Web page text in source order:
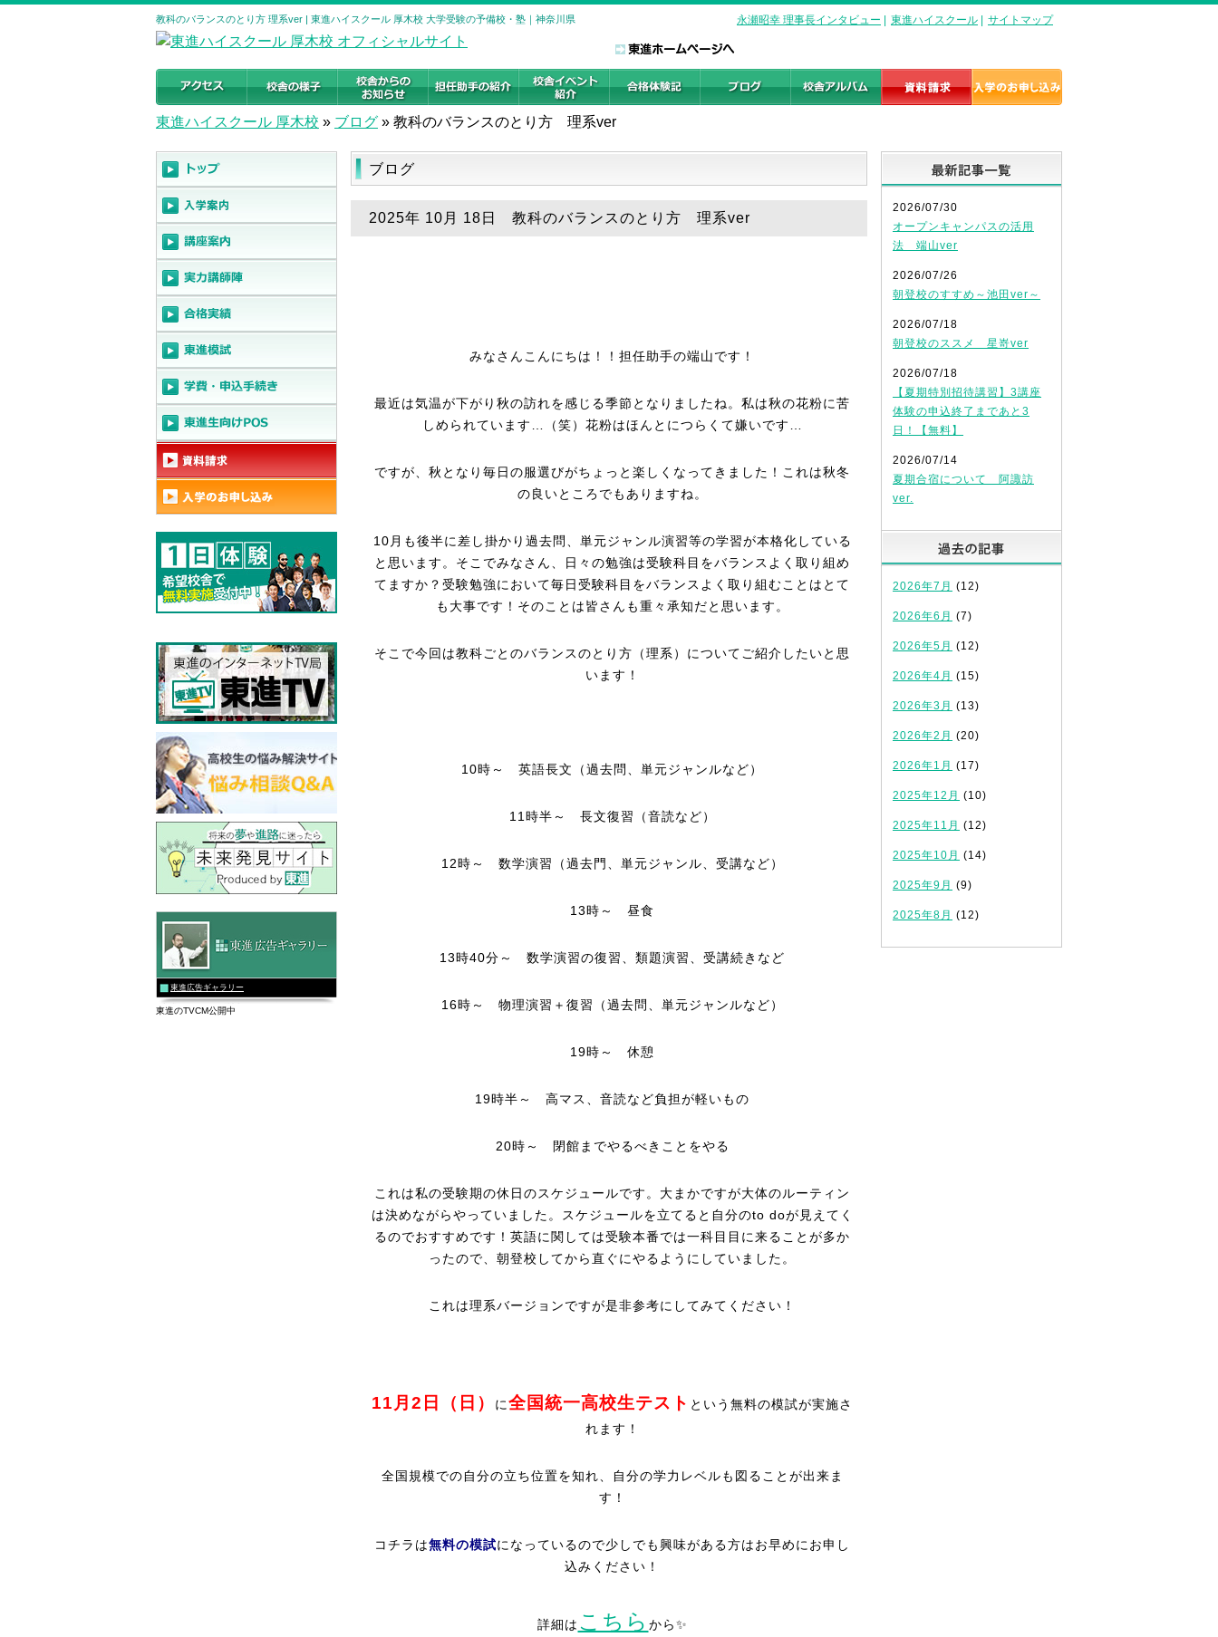
教科のバランスのとり方 理系ver | 東進ハイスクール 厚木校 大学受験の予備校・塾｜神奈川県 永瀬昭幸 理事長インタビュー 東進ハイスクール サイトマップ
東進ハイスクール 厚木校 » ブログ » 教科のバランスのとり方 理系ver
ブログ
2025年 10月 18日 教科のバランスのとり方 理系ver
みなさんこんにちは！！担任助手の端山です！
最近は気温が下がり秋の訪れを感じる季節となりましたね。私は秋の花粉に苦
しめられています…（笑）花粉はほんとにつらくて嫌いです…
ですが、秋となり毎日の服選びがちょっと楽しくなってきました！これは秋冬
の良いところでもありますね。
10月も後半に差し掛かり過去問、単元ジャンル演習等の学習が本格化している
と思います。そこでみなさん、日々の勉強は受験科目をバランスよく取り組め
てますか？受験勉強において毎日受験科目をバランスよく取り組むことはとて
も大事です！そのことは皆さんも重々承知だと思います。
そこで今回は教科ごとのバランスのとり方（理系）についてご紹介したいと思
います！
10時～ 英語長文（過去問、単元ジャンルなど）
11時半～ 長文復習（音読など）
12時～ 数学演習（過去門、単元ジャンル、受講など）
13時～ 昼食
13時40分～ 数学演習の復習、類題演習、受講続きなど
16時～ 物理演習＋復習（過去問、単元ジャンルなど）
19時～ 休憩
19時半～ 高マス、音読など負担が軽いもの
20時～ 閉館までやるべきことをやる
これは私の受験期の休日のスケジュールです。大まかですが大体のルーティン
は決めながらやっていました。スケジュールを立てると自分のto doが見えてく
るのでおすすめです！英語に関しては受験本番では一科目目に来ることが多か
ったので、朝登校してから直ぐにやるようにしていました。
これは理系バージョンですが是非参考にしてみてください！
11月2日（日） に全国統一高校生テスト という無料の模試が実施さ
れます！
全国規模での自分の立ち位置を知れ、自分の学力レベルも図ることが出来ま
す！
コチラは無料の模試になっているので少しでも興味がある方はお早めにお申し
込みください！
詳細は こちら から✨
2026/07/30
オープンキャンパスの活用
法 端山ver
2026/07/26
朝登校のすすめ～池田ver～
2026/07/18
朝登校のススメ 星嵜ver
2026/07/18
【夏期特別招待講習】3講座
体験の申込終了まであと3
日！【無料】
2026/07/14
夏期合宿について 阿諏訪
ver.
2026年7月 (12)
2026年6月 (7)
2026年5月 (12)
2026年4月 (15)
2026年3月 (13)
2026年2月 (20)
2026年1月 (17)
2025年12月 (10)
2025年11月 (12)
2025年10月 (14)
2025年9月 (9)
2025年8月 (12)
東進広告ギャラリー
東進のTVCM公開中